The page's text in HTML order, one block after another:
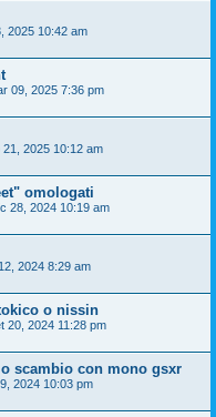
2025 10:42 am
09, 2025 7:36 pm
21, 2025 10:12 am
omologati
28, 2024 10:19 am
2024 8:29 am
o nissin
20, 2024 11:28 pm
o scambio con mono gsxr
2024 10:03 pm